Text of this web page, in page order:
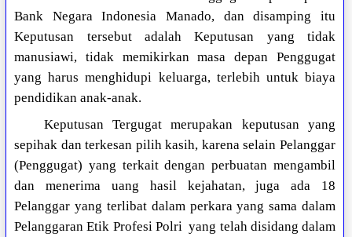
Bank Negara Indonesia Manado, dan disamping itu
Keputusan tersebut adalah Keputusan yang tidak
manusiawi, tidak memikirkan masa depan Penggugat
yang harus menghidupi keluarga, terlebih untuk biaya
pendidikan anak-anak.
Keputusan Tergugat merupakan keputusan yang
sepihak dan terkesan pilih kasih, karena selain Pelanggar
(Penggugat) yang terkait dengan perbuatan mengambil
dan menerima uang hasil kejahatan, juga ada 18
Pelanggar yang terlibat dalam perkara yang sama dalam
Pelanggaran Etik Profesi Polri yang telah disidang dalam